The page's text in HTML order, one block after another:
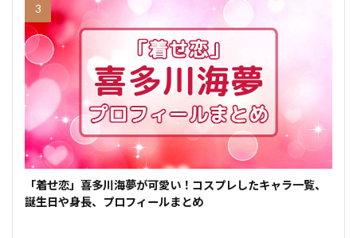
「着せ恋」喜多川海夢が可愛い！コスプレしたキャラ一覧、
誕生日や身長、プロフィールまとめ